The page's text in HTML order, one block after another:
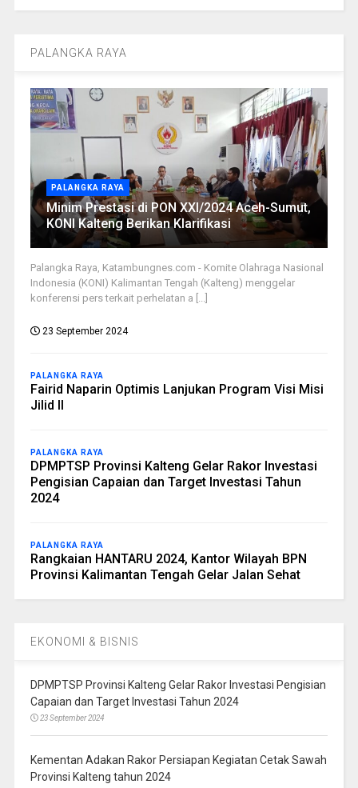
PALANGKA RAYA
PALANGKA RAYA
Minim Prestasi di PON XXI/2024 Aceh-Sumut,
KONI Kalteng Berikan Klarifikasi
Palangka Raya, Katambungnes.com - Komite Olahraga Nasional
Indonesia (KONI) Kalimantan Tengah (Kalteng) menggelar
konferensi pers terkait perhelatan a [...]
23 September 2024
PALANGKA RAYA
Fairid Naparin Optimis Lanjukan Program Visi Misi
Jilid II
PALANGKA RAYA
DPMPTSP Provinsi Kalteng Gelar Rakor Investasi
Pengisian Capaian dan Target Investasi Tahun
2024
PALANGKA RAYA
Rangkaian HANTARU 2024, Kantor Wilayah BPN
Provinsi Kalimantan Tengah Gelar Jalan Sehat
EKONOMI & BISNIS
DPMPTSP Provinsi Kalteng Gelar Rakor Investasi Pengisian
Capaian dan Target Investasi Tahun 2024
23 September 2024
Kementan Adakan Rakor Persiapan Kegiatan Cetak Sawah
Provinsi Kalteng tahun 2024